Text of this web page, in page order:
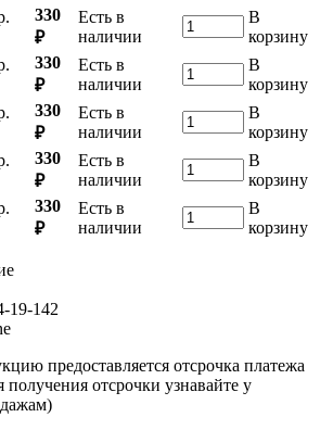
330
₽
Есть в
наличии
В
корзину
330
₽
Есть в
наличии
В
корзину
330
₽
Есть в
наличии
В
корзину
330
₽
Есть в
наличии
В
корзину
330
₽
Есть в
наличии
В
корзину
19-142
предоставляется отсрочка платежа
получения отсрочки узнавайте у